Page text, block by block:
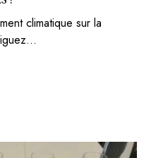
climatique sur la